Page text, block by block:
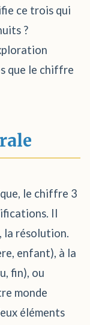
ce trois qui
?
que le chiffre
le chiffre 3
Il
la résolution.
enfant), à la
fin), ou
monde
éléments